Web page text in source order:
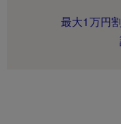
最大1万円